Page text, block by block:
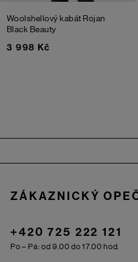
Woolshellový kabát Rojan
Black Beauty
3 998 Kč
ZÁKAZNICKÝ
+420 725 222 121
Po – Pá: od 9.00 do 17.00 hod.